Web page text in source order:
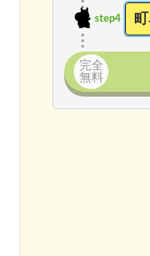
step4
完全
無料